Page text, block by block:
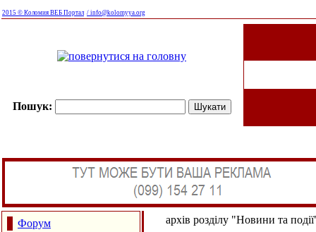
2015 © Коломия ВЕБ Портал / info@kolomyya.org
Пошук:
Форум
архів розділу "Новини та